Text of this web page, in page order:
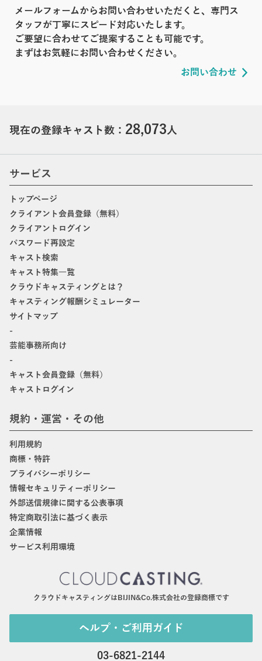
メールフォームからお問い合わせいただくと、専門ス
タッフが丁寧にスピード対応いたします。
ご要望に合わせてご提案することも可能です。
まずはお気軽にお問い合わせください。
お問い合わせ
現在の登録キャスト数： 28,073人
サービス
トップページ
クライアント会員登録（無料）
クライアントログイン
パスワード再設定
キャスト検索
キャスト特集一覧
クラウドキャスティングとは？
キャスティング報酬シミュレーター
サイトマップ
-
芸能事務所向け
-
キャスト会員登録（無料）
キャストログイン
規約・運営・その他
利用規約
商標・特許
プライバシーポリシー
情報セキュリティーポリシー
外部送信規律に関する公表事項
特定商取引法に基づく表示
企業情報
サービス利用環境
クラウドキャスティングはBIJIN&Co.株式会社の登録商標です
ヘルプ・ご利用ガイド
03-6821-2144